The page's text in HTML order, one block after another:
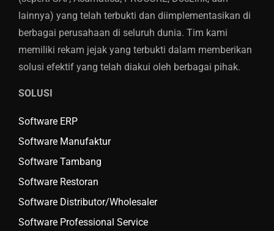
lainnya) yang telah terbukti dan diimplementasikan di
berbagai perusahaan di seluruh dunia. Tim kami
memiliki rekam jejak yang terbukti dalam memberikan
solusi efektif yang telah diakui oleh berbagai pihak.
SOLUSI
Software ERP
Software Manufaktur
Software Tambang
Software Restoran
Software Distributor/Wholesaler
Software Professional Service